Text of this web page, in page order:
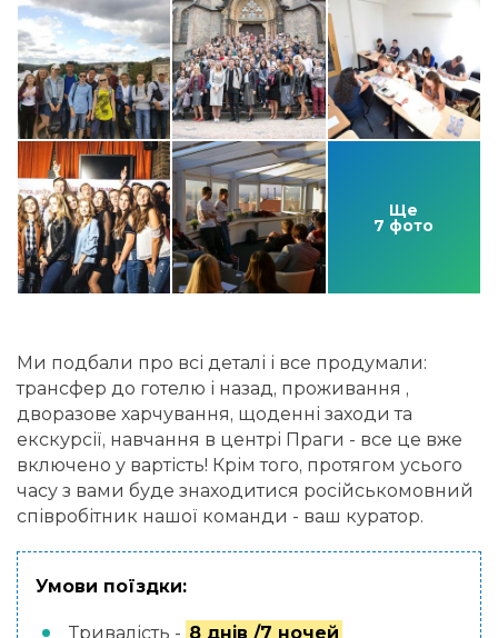
Ще
7 фото
Ми подбали про всі деталі і все продумали:
трансфер до готелю і назад, проживання ,
дворазове харчування, щоденні заходи та
екскурсії, навчання в центрі Праги - все це вже
включено у вартість! Крім того, протягом усього
часу з вами буде знаходитися російськомовний
співробітник нашої команди - ваш куратор.
Умови поїздки:
Тривалість - 8 днів /7 ночей